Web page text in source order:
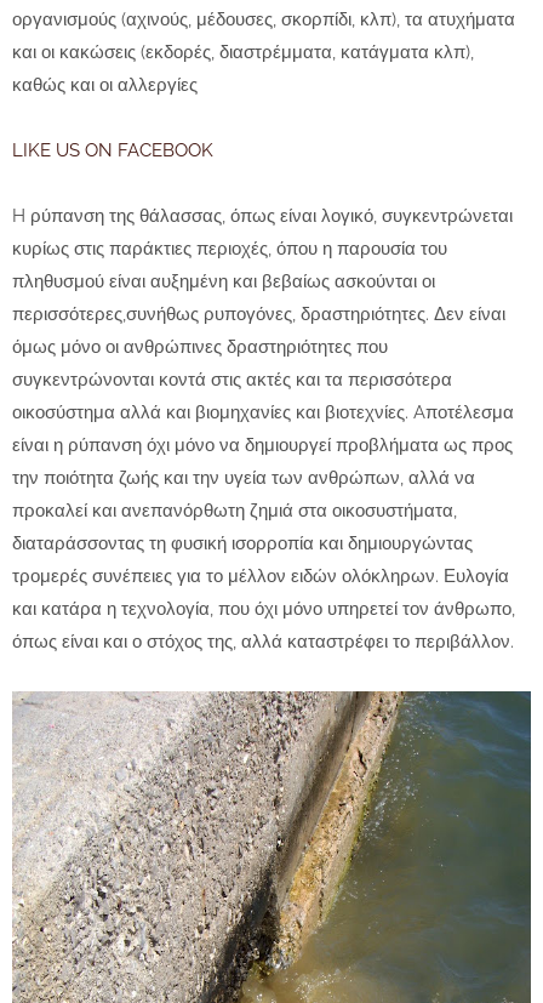
οργανισμούς (αχινούς, μέδουσες, σκορπίδι, κλπ), τα ατυχήματα
και οι κακώσεις (εκδορές, διαστρέμματα, κατάγματα κλπ),
καθώς και οι αλλεργίες
LIKE US ON FACEBOOK
H ρύπανση της θάλασσας, όπως είναι λογικό, συγκεντρώνεται
κυρίως στις παράκτιες περιοχές, όπου η παρουσία του
πληθυσμού είναι αυξημένη και βεβαίως ασκούνται οι
περισσότερες,συνήθως ρυπογόνες, δραστηριότητες. Δεν είναι
όμως μόνο οι ανθρώπινες δραστηριότητες που
συγκεντρώνονται κοντά στις ακτές και τα περισσότερα
οικοσύστημα αλλά και βιομηχανίες και βιοτεχνίες. Aποτέλεσμα
είναι η ρύπανση όχι μόνο να δημιουργεί προβλήματα ως προς
την ποιότητα ζωής και την υγεία των ανθρώπων, αλλά να
προκαλεί και ανεπανόρθωτη ζημιά στα οικοσυστήματα,
διαταράσσοντας τη φυσική ισορροπία και δημιουργώντας
τρομερές συνέπειες για το μέλλον ειδών ολόκληρων. Ευλογία
και κατάρα η τεχνολογία, που όχι μόνο υπηρετεί τον άνθρωπο,
όπως είναι και ο στόχος της, αλλά καταστρέφει το περιβάλλον.